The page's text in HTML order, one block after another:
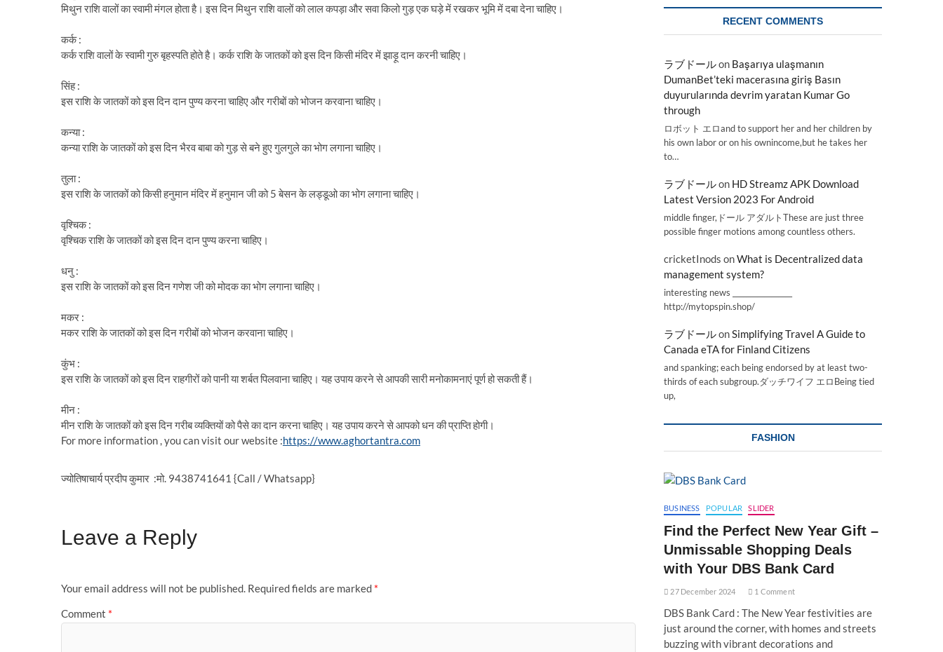
मिथुन राशि वालों का स्वामी मंगल होता है। इस दिन मिथुन राशि वालों को लाल कपड़ा और सवा किलो गुड़ एक घड़े में रखकर भूमि में दबा देना चाहिए।
कर्क :
कर्क राशि वालों के स्वामी गुरु बृहस्पति होते है। कर्क राशि के जातकों को इस दिन किसी मंदिर में झाड़ू दान करनी चाहिए।
सिंह :
इस राशि के जातकों को इस दिन दान पुण्य करना चाहिए और गरीबों को भोजन करवाना चाहिए।
कन्या :
कन्या राशि के जातकों को इस दिन भैरव बाबा को गुड़ से बने हुए गुलगुले का भोग लगाना चाहिए।
तुला :
इस राशि के जातकों को किसी हनुमान मंदिर में हनुमान जी को 5 बेसन के लड्डूओ का भोग लगाना चाहिए।
वृश्चिक :
वृश्चिक राशि के जातकों को इस दिन दान पुण्य करना चाहिए।
धनु :
इस राशि के जातकों को इस दिन गणेश जी को मोदक का भोग लगाना चाहिए।
मकर :
मकर राशि के जातकों को इस दिन गरीबों को भोजन करवाना चाहिए।
कुंभ :
इस राशि के जातकों को इस दिन राहगीरों को पानी या शर्बत पिलवाना चाहिए। यह उपाय करने से आपकी सारी मनोकामनाएं पूर्ण हो सकती हैं।
मीन :
मीन राशि के जातकों को इस दिन गरीब व्यक्तियों को पैसे का दान करना चाहिए। यह उपाय करने से आपको धन की प्राप्ति होगी।
For more information , you can visit our website :https://www.aghortantra.com
ज्योतिषाचार्य प्रदीप कुमार :मो. 9438741641 {Call / Whatsapp}
Leave a Reply
Your email address will not be published. Required fields are marked *
Comment *
RECENT COMMENTS
ラブドールon Başarıya ulaşmanın
DumanBet’teki macerasına giriş Basın
duyurularında devrim yaratan Kumar Go
through
ロボット エロand to support her and her children by
his own labor or on his ownincome,but he takes her
to…
ラブドールon HD Streamz APK Download
Latest Version 2023 For Android
middle finger,ドール アダルトThese are just three
possible finger motions among countless others.
cricketInods onWhat is Decentralized data
management system?
interesting news _________________
http://mytopspin.shop/
ラブドールonSimplifying Travel A Guide to
Canada eTA for Finland Citizens
and spanking; each being endorsed by at least two-
thirds of each subgroup.ダッチワイフ エロBeing tied
up,
FASHION
BUSINESS POPULAR SLIDER
Find the Perfect New Year Gift –
Unmissable Shopping Deals
with Your DBS Bank Card
27 December 2024 1 Comment
DBS Bank Card : The New Year festivities are
just around the corner, with homes and streets
buzzing with vibrant decorations and